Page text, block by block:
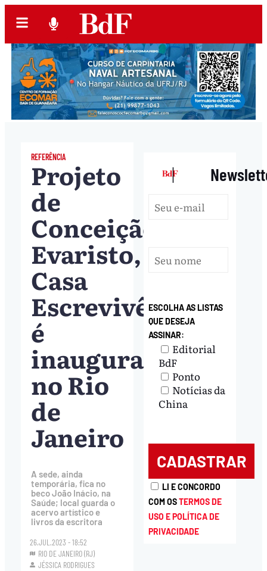
REFERÊNCIA
Projeto
de
Conceição
Evaristo,
Casa
Escrevivência
é
inaugurada
no Rio
de
Janeiro
A sede, ainda
temporária, fica no
beco João Inácio, na
Saúde; local guarda o
acervo artístico e
livros da escritora
26.JUL.2023 - 18:52
RIO DE JANEIRO (RJ)
JÉSSICA RODRIGUES
|
ESCOLHA AS LISTAS
QUE DESEJA
ASSINAR:
Editorial
BdF
Ponto
Notícias da
China
LI E CONCORDO
COM OSTERMOS DE
USO E POLÍTICA DE
PRIVACIDADE